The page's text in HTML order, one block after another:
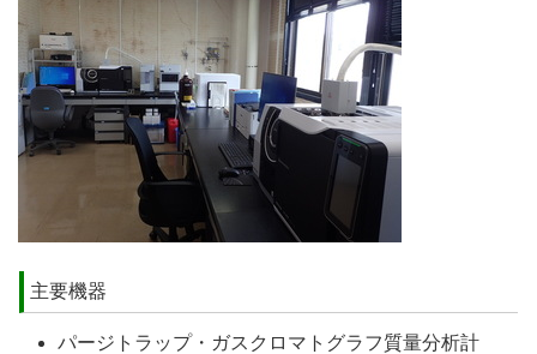
主要機器
パージトラップ・ガスクロマトグラフ質量分析計